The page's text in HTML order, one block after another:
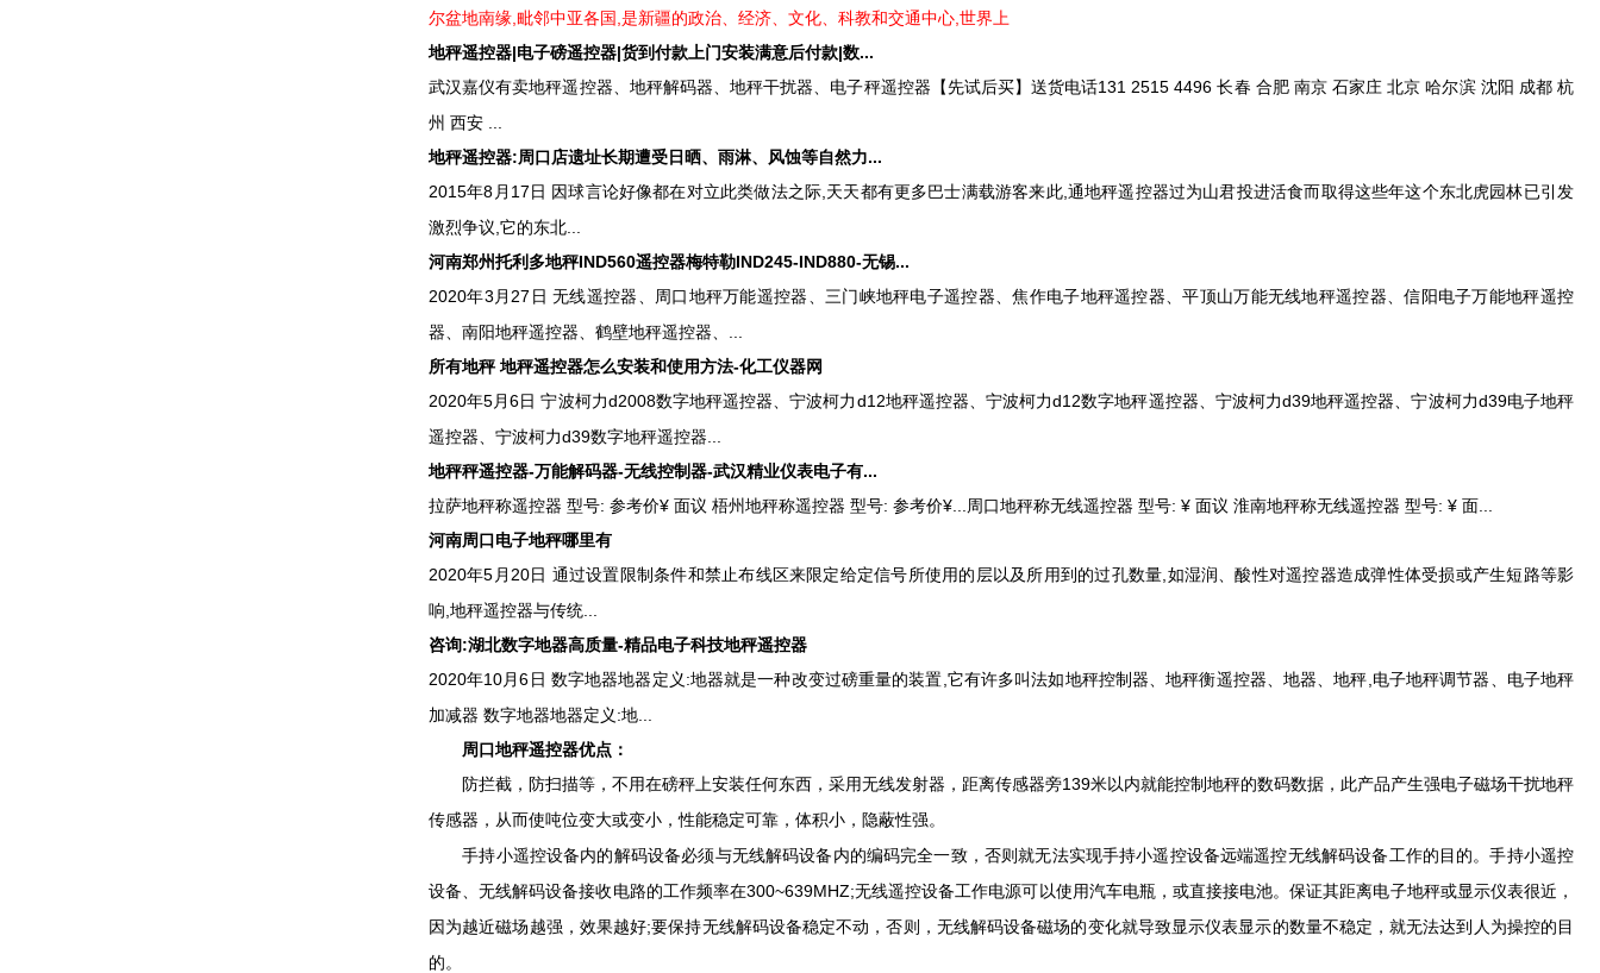
尔盆地南缘,毗邻中亚各国,是新疆的政治、经济、文化、科教和交通中心,世界上
地秤遥控器|电子磅遥控器|货到付款上门安装满意后付款|数...
武汉嘉仪有卖地秤遥控器、地秤解码器、地秤干扰器、电子秤遥控器【先试后买】送货电话131 2515 4496 长春 合肥 南京 石家庄 北京 哈尔滨 沈阳 成都 杭
州 西安 ...
地秤遥控器:周口店遗址长期遭受日晒、雨淋、风蚀等自然力...
2015年8月17日 因球言论好像都在对立此类做法之际,天天都有更多巴士满载游客来此,通地秤遥控器过为山君投进活食而取得这些年这个东北虎园林已引发
激烈争议,它的东北...
河南郑州托利多地秤IND560遥控器梅特勒IND245-IND880-无锡...
2020年3月27日 无线遥控器、周口地秤万能遥控器、三门峡地秤电子遥控器、焦作电子地秤遥控器、平顶山万能无线地秤遥控器、信阳电子万能地秤遥控
器、南阳地秤遥控器、鹤壁地秤遥控器、...
所有地秤 地秤遥控器怎么安装和使用方法-化工仪器网
2020年5月6日 宁波柯力d2008数字地秤遥控器、宁波柯力d12地秤遥控器、宁波柯力d12数字地秤遥控器、宁波柯力d39地秤遥控器、宁波柯力d39电子地秤
遥控器、宁波柯力d39数字地秤遥控器...
地秤秤遥控器-万能解码器-无线控制器-武汉精业仪表电子有...
拉萨地秤称遥控器 型号: 参考价¥ 面议 梧州地秤称遥控器 型号: 参考价¥...周口地秤称无线遥控器 型号: ¥ 面议 淮南地秤称无线遥控器 型号: ¥ 面...
河南周口电子地秤哪里有
2020年5月20日 通过设置限制条件和禁止布线区来限定给定信号所使用的层以及所用到的过孔数量,如湿润、酸性对遥控器造成弹性体受损或产生短路等影
响,地秤遥控器与传统...
咨询:湖北数字地器高质量-精品电子科技地秤遥控器
2020年10月6日 数字地器地器定义:地器就是一种改变过磅重量的装置,它有许多叫法如地秤控制器、地秤衡遥控器、地器、地秤,电子地秤调节器、电子地秤
加减器 数字地器地器定义:地...
周口地秤遥控器优点：
防拦截，防扫描等，不用在磅秤上安装任何东西，采用无线发射器，距离传感器旁139米以内就能控制地秤的数码数据，此产品产生强电子磁场干扰地秤
传感器，从而使吨位变大或变小，性能稳定可靠，体积小，隐蔽性强。
手持小遥控设备内的解码设备必须与无线解码设备内的编码完全一致，否则就无法实现手持小遥控设备远端遥控无线解码设备工作的目的。手持小遥控
设备、无线解码设备接收电路的工作频率在300~639MHZ;无线遥控设备工作电源可以使用汽车电瓶，或直接接电池。保证其距离电子地秤或显示仪表很近，
因为越近磁场越强，效果越好;要保持无线解码设备稳定不动，否则，无线解码设备磁场的变化就导致显示仪表显示的数量不稳定，就无法达到人为操控的目
的。